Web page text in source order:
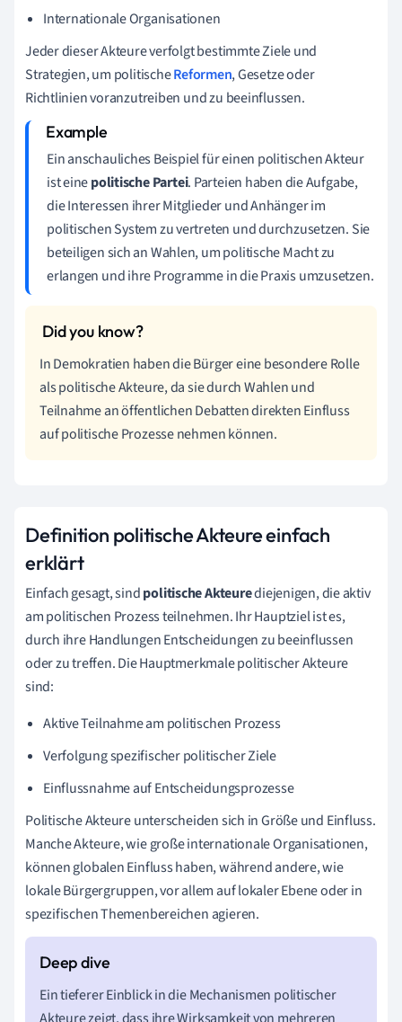
Internationale Organisationen
Jeder dieser Akteure verfolgt bestimmte Ziele und
Strategien, um politischeReformen, Gesetze oder
Richtlinien voranzutreiben und zu beeinflussen.
Ein anschauliches Beispiel für einen politischen Akteur
ist einepolitische Partei. Parteien haben die Aufgabe,
die Interessen ihrer Mitglieder und Anhänger im
politischen System zu vertreten und durchzusetzen. Sie
beteiligen sich an Wahlen, um politische Macht zu
erlangen und ihre Programme in die Praxis umzusetzen.
In Demokratien haben die Bürger eine besondere Rolle
als politische Akteure, da sie durch Wahlen und
Teilnahme an öffentlichen Debatten direkten Einfluss
auf politische Prozesse nehmen können.
Definition politische Akteure einfach
erklärt
Einfach gesagt, sindpolitische Akteurediejenigen, die aktiv
am politischen Prozess teilnehmen. Ihr Hauptziel ist es,
durch ihre Handlungen Entscheidungen zu beeinflussen
oder zu treffen. Die Hauptmerkmale politischer Akteure
sind:
Aktive Teilnahme am politischen Prozess
Verfolgung spezifischer politischer Ziele
Einflussnahme auf Entscheidungsprozesse
Politische Akteure unterscheiden sich in Größe und Einfluss.
Manche Akteure, wie große internationale Organisationen,
können globalen Einfluss haben, während andere, wie
lokale Bürgergruppen, vor allem auf lokaler Ebene oder in
spezifischen Themenbereichen agieren.
Ein tieferer Einblick in die Mechanismen politischer
Akteure zeigt, dass ihre Wirksamkeit von mehreren